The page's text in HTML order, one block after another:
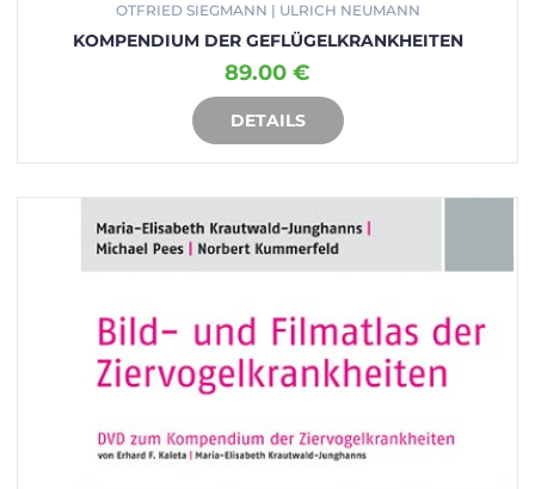
OTFRIED SIEGMANN | ULRICH NEUMANN
KOMPENDIUM DER GEFLÜGELKRANKHEITEN
89.00 €
DETAILS
IN DEN WARENKORB